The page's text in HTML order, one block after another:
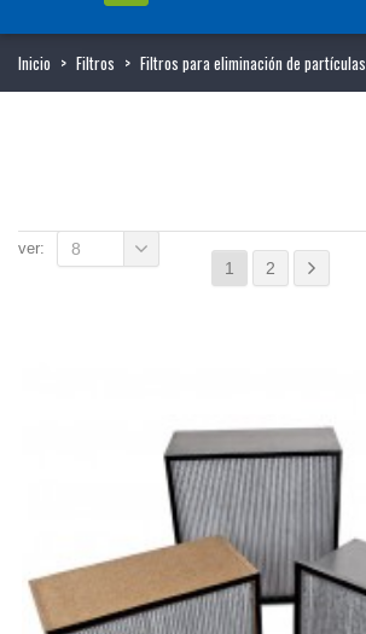
Inicio > Filtros > Filtros para eliminación de partículas
1 2
ver: 8